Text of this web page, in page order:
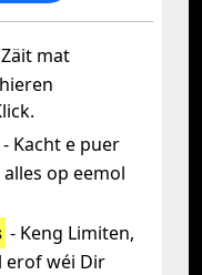
mat
- Kacht e puer
op eemol
- Keng Limiten,
erof wéi Dir